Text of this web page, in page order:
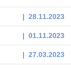
28.11.2023 |
01.11.2023 |
27.03.2023 |